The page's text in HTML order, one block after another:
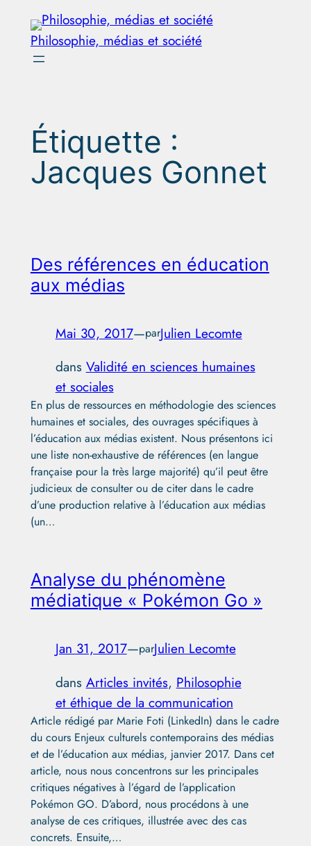
Aller
contenu
Philosophie, médias et société
Étiquette :
Jacques Gonnet
Des références en éducation
aux médias
Mai 30, 2017—parJulien Lecomte
dans Validité en sciences humaines
et sociales
En plus de ressources en méthodologie des sciences
humaines et sociales, des ouvrages spécifiques à
l’éducation aux médias existent. Nous présentons ici
une liste non-exhaustive de références (en langue
française pour la très large majorité) qu’il peut être
judicieux de consulter ou de citer dans le cadre
d’une production relative à l’éducation aux médias
(un…
Analyse du phénomène
médiatique « Pokémon Go »
Jan 31, 2017—parJulien Lecomte
dans Articles invités, Philosophie
et éthique de la communication
Article rédigé par Marie Foti (LinkedIn) dans le cadre
du cours Enjeux culturels contemporains des médias
et de l’éducation aux médias, janvier 2017. Dans cet
article, nous nous concentrons sur les principales
critiques négatives à l’égard de l’application
Pokémon GO. D’abord, nous procédons à une
analyse de ces critiques, illustrée avec des cas
concrets. Ensuite,…